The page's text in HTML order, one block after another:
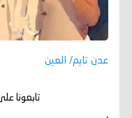
عدن تايم/ العين
تابعونا